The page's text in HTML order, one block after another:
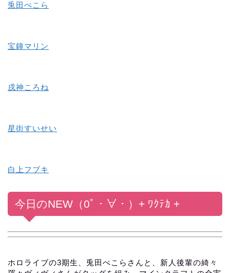
兎田ぺこら
宝鐘マリン
戌神ころね
星街すいせい
白上フブキ
今日 のNEW （0ﾟ・∀・） + ﾜｸﾃｶ +
ホロライブの3期生、兎田ぺこらさんと、新人後輩の綺々